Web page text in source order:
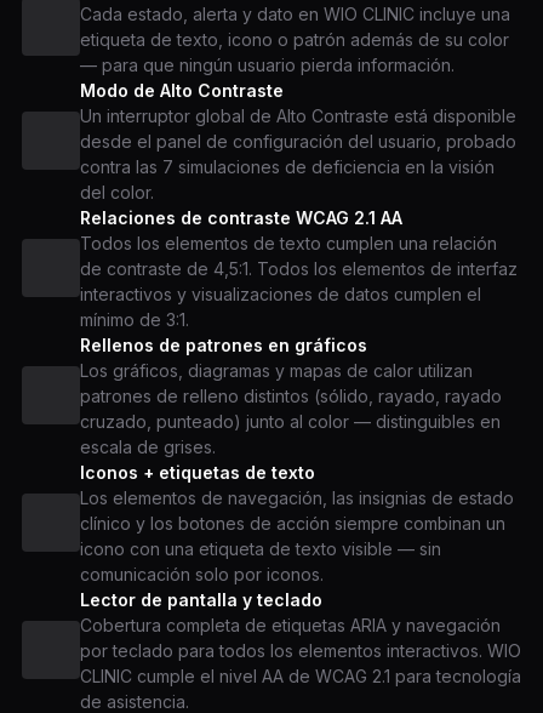
Cada estado, alerta y dato en WIO CLINIC incluye una
etiqueta de texto, icono o patrón además de su color
— para que ningún usuario pierda información.
Modo de Alto Contraste
Un interruptor global de Alto Contraste está disponible
desde el panel de configuración del usuario, probado
contra las 7 simulaciones de deficiencia en la visión
del color.
Relaciones de contraste WCAG 2.1 AA
Todos los elementos de texto cumplen una relación
de contraste de 4,5:1. Todos los elementos de interfaz
interactivos y visualizaciones de datos cumplen el
mínimo de 3:1.
Rellenos de patrones en gráficos
Los gráficos, diagramas y mapas de calor utilizan
patrones de relleno distintos (sólido, rayado, rayado
cruzado, punteado) junto al color — distinguibles en
escala de grises.
Iconos + etiquetas de texto
Los elementos de navegación, las insignias de estado
clínico y los botones de acción siempre combinan un
icono con una etiqueta de texto visible — sin
comunicación solo por iconos.
Lector de pantalla y teclado
Cobertura completa de etiquetas ARIA y navegación
por teclado para todos los elementos interactivos. WIO
CLINIC cumple el nivel AA de WCAG 2.1 para tecnología
de asistencia.